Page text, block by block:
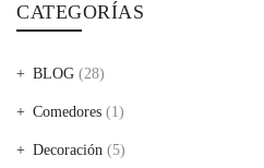
CATEGORÍAS
BLOG (28)
Comedores (1)
Decoración (5)